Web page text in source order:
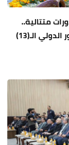
حصدها للمركز الأول لـ(10) دورات متتالية..
العتبة الحسينية تشارك في مهرجان الزهور الدولي الـ(13)